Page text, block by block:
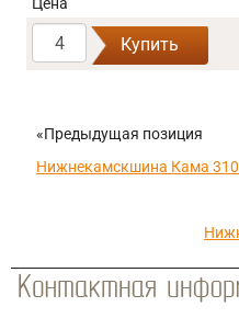
Купить
«Предыдущая позиция
Нижнекамскшина Кама 310